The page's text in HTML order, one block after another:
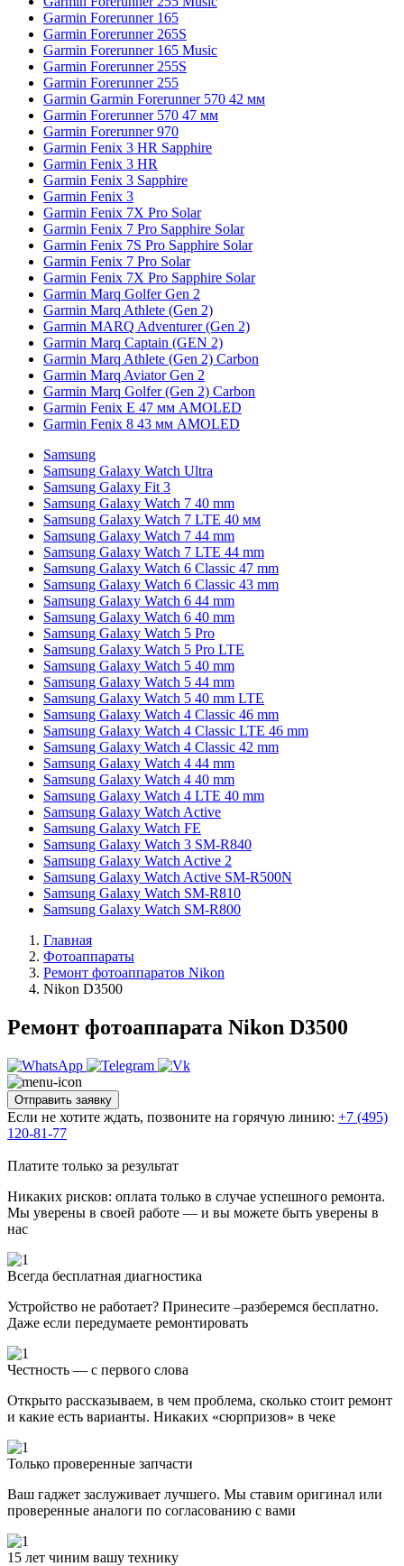
Garmin Forerunner 165
Garmin Forerunner 265S
Garmin Forerunner 165 Music
Garmin Forerunner 255S
Garmin Forerunner 255
Garmin Garmin Forerunner 570 42 мм
Garmin Forerunner 570 47 мм
Garmin Forerunner 970
Garmin Fenix 3 HR Sapphire
Garmin Fenix 3 HR
Garmin Fenix 3 Sapphire
Garmin Fenix 3
Garmin Fenix 7X Pro Solar
Garmin Fenix 7 Pro Sapphire Solar
Garmin Fenix 7S Pro Sapphire Solar
Garmin Fenix 7 Pro Solar
Garmin Fenix 7X Pro Sapphire Solar
Garmin Marq Golfer Gen 2
Garmin Marq Athlete (Gen 2)
Garmin MARQ Adventurer (Gen 2)
Garmin Marq Captain (GEN 2)
Garmin Marq Athlete (Gen 2) Carbon
Garmin Marq Aviator Gen 2
Garmin Marq Golfer (Gen 2) Carbon
Garmin Fenix E 47 мм AMOLED
Garmin Fenix 8 43 мм AMOLED
Samsung
Samsung Galaxy Watch Ultra
Samsung Galaxy Fit 3
Samsung Galaxy Watch 7 40 mm
Samsung Galaxy Watch 7 LTE 40 мм
Samsung Galaxy Watch 7 44 mm
Samsung Galaxy Watch 7 LTE 44 mm
Samsung Galaxy Watch 6 Classic 47 mm
Samsung Galaxy Watch 6 Classic 43 mm
Samsung Galaxy Watch 6 44 mm
Samsung Galaxy Watch 6 40 mm
Samsung Galaxy Watch 5 Pro
Samsung Galaxy Watch 5 Pro LTE
Samsung Galaxy Watch 5 40 mm
Samsung Galaxy Watch 5 44 mm
Samsung Galaxy Watch 5 40 mm LTE
Samsung Galaxy Watch 4 Classic 46 mm
Samsung Galaxy Watch 4 Classic LTE 46 mm
Samsung Galaxy Watch 4 Classic 42 mm
Samsung Galaxy Watch 4 44 mm
Samsung Galaxy Watch 4 40 mm
Samsung Galaxy Watch 4 LTE 40 mm
Samsung Galaxy Watch Active
Samsung Galaxy Watch FE
Samsung Galaxy Watch 3 SM-R840
Samsung Galaxy Watch Active 2
Samsung Galaxy Watch Active SM-R500N
Samsung Galaxy Watch SM-R810
Samsung Galaxy Watch SM-R800
Главная
Фотоаппараты
Ремонт фотоаппаратов Nikon
Nikon D3500
Ремонт фотоаппарата Nikon D3500
Отправить заявку
Если не хотите ждать, позвоните на горячую линию: +7 (495)
120-81-77
Платите только за результат
Никаких рисков: оплата только в случае успешного ремонта.
Мы уверены в своей работе — и вы можете быть уверены в
нас
Всегда бесплатная диагностика
Устройство не работает? Принесите –разберемся бесплатно.
Даже если передумаете ремонтировать
Честность — с первого слова
Открыто рассказываем, в чем проблема, сколько стоит ремонт
и какие есть варианты. Никаких «сюрпризов» в чеке
Только проверенные запчасти
Ваш гаджет заслуживает лучшего. Мы ставим оригинал или
проверенные аналоги по согласованию с вами
15 лет чиним вашу технику